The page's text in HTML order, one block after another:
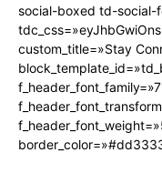
social-boxed td-social-
custom_title=»Stay